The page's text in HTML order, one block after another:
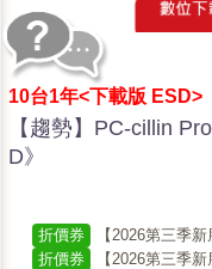
10台1年<下載版 ESD>
【趨勢】PC-cillin
D》
折價券
【2026第三季
折價券
【2026第三季